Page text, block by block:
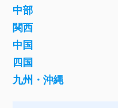
中部
関西
中国
四国
九州・沖縄